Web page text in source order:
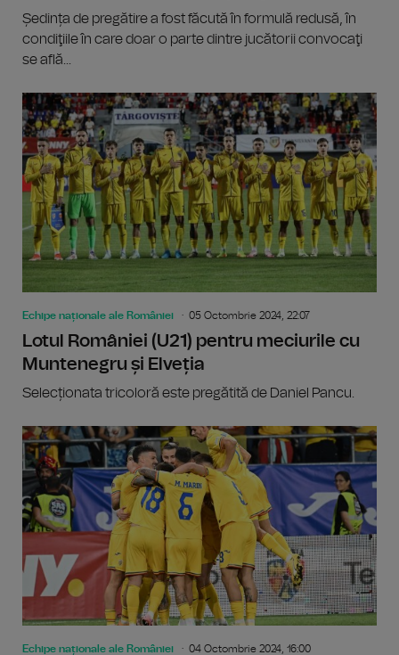
Ședința de pregătire a fost făcută în formulă redusă, în
condiţiile în care doar o parte dintre jucătorii convocaţi
se află...
Echipe naționale ale României 05 Octombrie 2024, 22:07
Lotul României (U21) pentru meciurile cu
Muntenegru și Elveția
Selecționata tricoloră este pregătită de Daniel Pancu.
Echipe naționale ale României 04 Octombrie 2024, 16:00